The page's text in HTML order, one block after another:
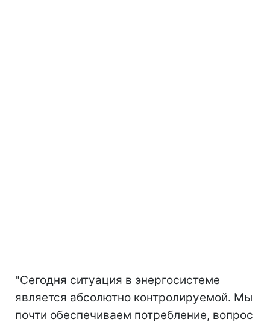
"Сегодня ситуация в энергосистеме
является абсолютно контролируемой. Мы
почти обеспечиваем потребление, вопрос